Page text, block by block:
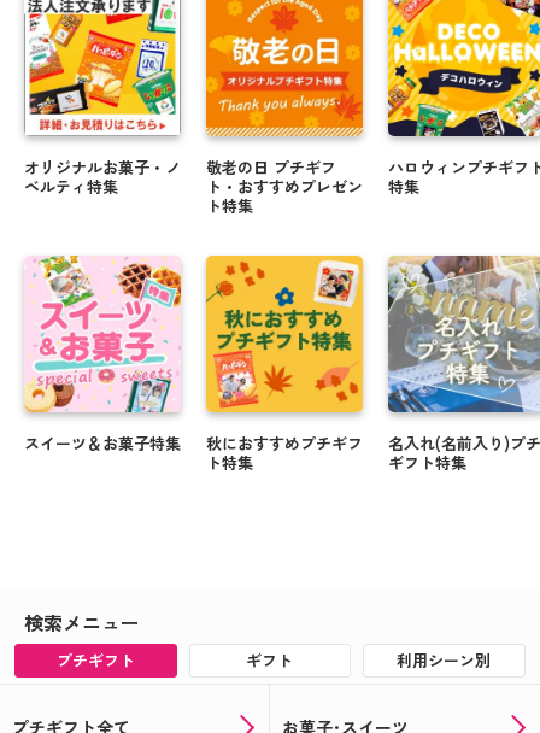
オリジナルお菓子・ノ
ベルティ特集
スイーツ＆お菓子特集
敬老の日 プチギフ
ト・おすすめプレゼン
ト特集
秋におすすめプチギフ
ト特集
ハロウィンプチギフ
特集
名入れ(名前入り)プチ
ギフト特集
検索メニュー
プチギフト ギフト 利用シーン別
プチギフト全て お菓子･スイーツ